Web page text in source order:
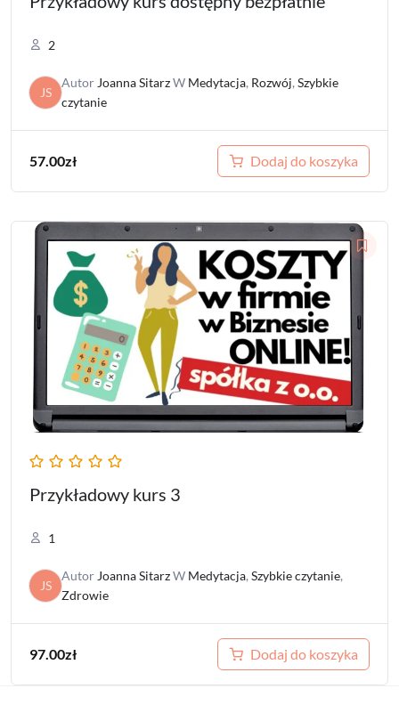
2
JS
Autor Joanna SitarzW Medytacja, Rozwój, Szybkie
czytanie
57.00zł Dodaj do koszyka
Przykładowy kurs 3
1
JS
Autor Joanna SitarzW Medytacja, Szybkie czytanie,
Zdrowie
97.00zł Dodaj do koszyka